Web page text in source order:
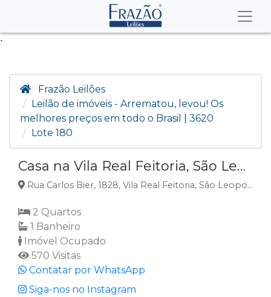
.
Frazão Leilões
Leilão de imóveis - Arrematou, levou! Os
melhores preços em todo o Brasil | 3620
Lote 180
Casa na Vila Real Feitoria, São Leopoldo, RS
Rua Carlos Bier, 1828, Vila Real Feitoria, São Leopoldo, RS
2 Quartos
1 Banheiro
Imóvel Ocupado
570 Visitas
Contatar por WhatsApp
Siga-nos no Instagram